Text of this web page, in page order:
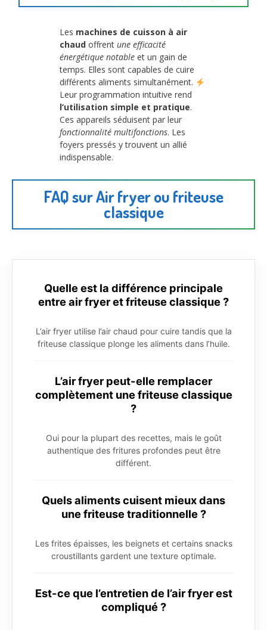
Les machines de cuisson à air
chaud offrent une efficacité
énergétique notable et un gain de
temps. Elles sont capables de cuire
différents aliments simultanément.
Leur programmation intuitive rend
l’utilisation simple et pratique.
Ces appareils séduisent par leur
fonctionnalité multifonctions. Les
foyers pressés y trouvent un allié
indispensable.
FAQ sur Air fryer ou friteuse
classique
Quelle est la différence principale
entre air fryer et friteuse classique ?
L’air fryer utilise l’air chaud pour cuire tandis que la
friteuse classique plonge les aliments dans l’huile.
L’air fryer peut-elle remplacer
complètement une friteuse classique
?
Oui pour la plupart des recettes, mais le goût
authentique des fritures profondes peut être
différent.
Quels aliments cuisent mieux dans
une friteuse traditionnelle ?
Les frites épaisses, les beignets et certains snacks
croustillants gardent une texture optimale.
Est-ce que l’entretien de l’air fryer est
compliqué ?